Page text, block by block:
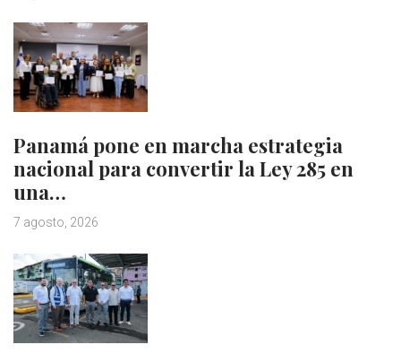
Panamá pone en marcha estrategia
nacional para convertir la Ley 285 en
una…
7 agosto, 2026